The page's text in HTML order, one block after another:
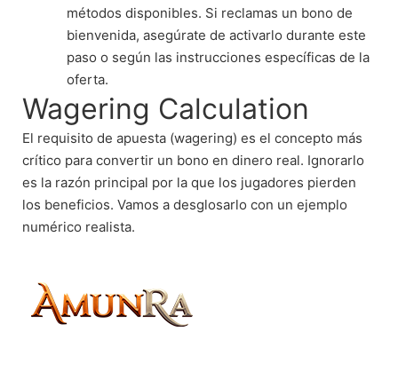
métodos disponibles. Si reclamas un bono de
bienvenida, asegúrate de activarlo durante este
paso o según las instrucciones específicas de la
oferta.
Wagering Calculation
El requisito de apuesta (wagering) es el concepto más
crítico para convertir un bono en dinero real. Ignorarlo
es la razón principal por la que los jugadores pierden
los beneficios. Vamos a desglosarlo con un ejemplo
numérico realista.